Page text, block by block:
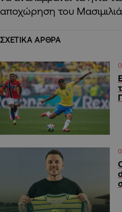
αποχώρηση του
ΣΧΕΤΙΚΑ ΑΡΘΡΑ